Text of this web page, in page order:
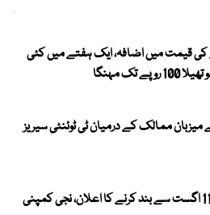
کی قیمت میں اضافہ، ایک ہفتے میں کئی
کپ 2027 کے میزبان ممالک کے درمیان ٹی ٹوئنٹی سیریز
میٹرو بس سروس 11 اگست سے بند کرنے کا اعلان، نجی کمپنی